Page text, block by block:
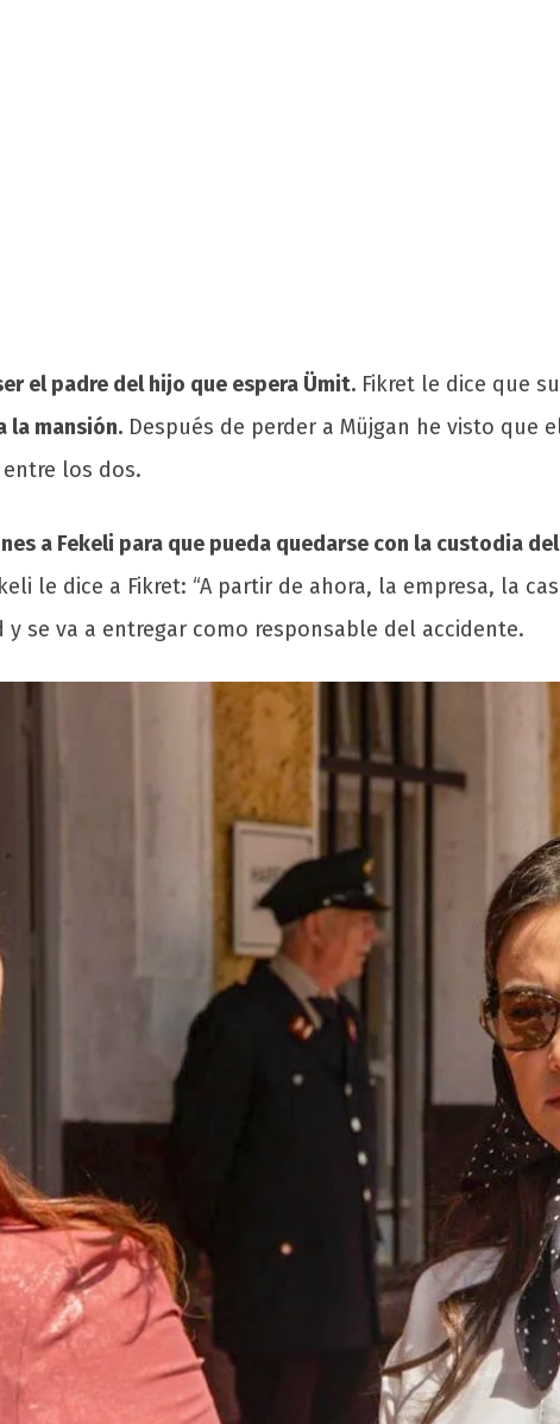
el padre del hijo que espera Ümit. Fikret le dice que
la mansión. Después de perder a Müjgan he visto que
entre los dos.
a Fekeli para que pueda quedarse con la custodia
le dice a Fikret: “A partir de ahora, la empresa, la
y se va a entregar como responsable del accidente.